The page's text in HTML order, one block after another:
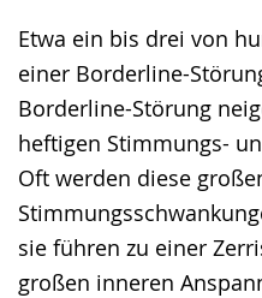
Etwa ein bis drei von
einer Borderline-
Borderline-Störung
heftigen Stimmungs-
Oft werden diese
sie führen zu einer
großen inneren